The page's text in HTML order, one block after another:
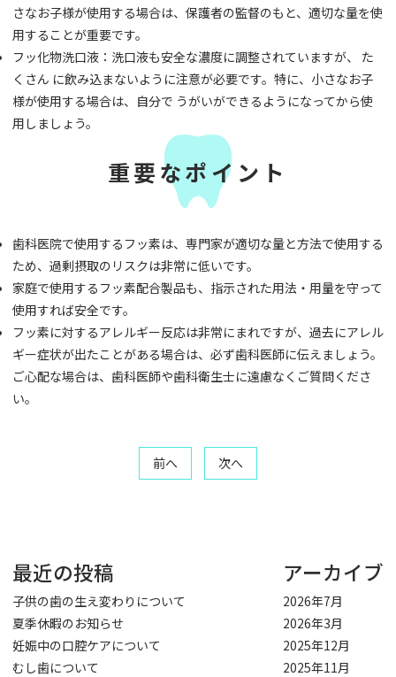
さなお子様が使用する場合は、保護者の監督のもと、適切な量を使
用することが重要です。
フッ化物洗口液：洗口液も安全な濃度に調整されていますが、 た
くさん に飲み込まないように注意が必要です。特に、小さなお子
様が使用する場合は、自分で うがいができるようになってから使
用しましょう。
重要なポイント
歯科医院で使用するフッ素は、専門家が適切な量と方法で使用する
ため、過剰摂取のリスクは非常に低いです。
家庭で使用するフッ素配合製品も、指示された用法・用量を守って
使用すれば安全です。
フッ素に対するアレルギー反応は非常にまれですが、過去にアレル
ギー症状が出たことがある場合は、必ず歯科医師に伝えましょう。
ご心配な場合は、歯科医師や歯科衛生士に遠慮なくご質問くださ
い。
ー
シ
ョ
ン
前へ 次へ
最近の投稿
子供の歯の生え変わりについて
夏季休暇のお知らせ
妊娠中の口腔ケアについて
むし歯について
アーカイブ
2026年7月
2026年3月
2025年12月
2025年11月